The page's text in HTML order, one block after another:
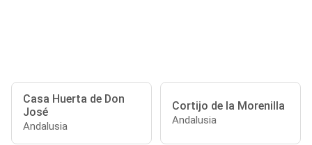
Casa Huerta de Don
José
Andalusia
Cortijo de la Morenilla
Andalusia